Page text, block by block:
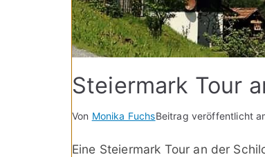
Steiermark Tour
Von Monika FuchsBeitrag veröffentlicht
Eine Steiermark Tour an der